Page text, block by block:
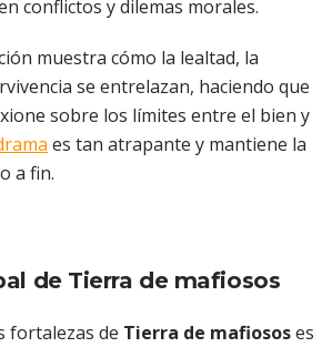
conflictos y dilemas morales.
muestra cómo la lealtad, la
se entrelazan, haciendo que
sobre los límites entre el bien y
es tan atrapante y mantiene la
a fin.
de Tierra de mafiosos
fortalezas de Tierra de mafiososes